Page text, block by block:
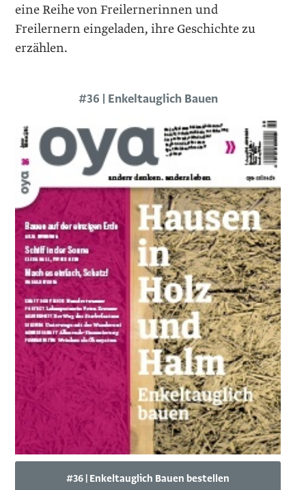
eine Reihe von Freilernerinnen und
Freilernern eingeladen, ihre Geschichte zu
erzählen.
#36 | Enkeltauglich Bauen
#36 | Enkeltauglich Bauen bestellen